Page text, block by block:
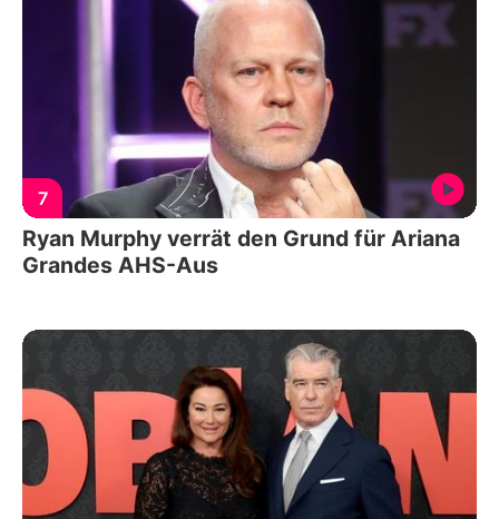
7
Ryan Murphy verrät den Grund für Ariana
Grandes AHS-Aus